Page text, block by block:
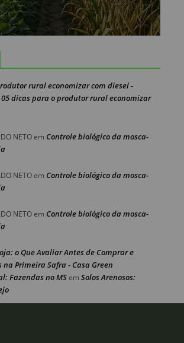
rural economizar com diesel -
05 dicas para o produtor rural economizar
NETOem Controle biológico da mosca-
NETOem Controle biológico da mosca-
NETOem Controle biológico da mosca-
o Que Avaliar Antes de Comprar e
na Primeira Safra - Casa Green
Fazendas no MSem Solos Arenosos: